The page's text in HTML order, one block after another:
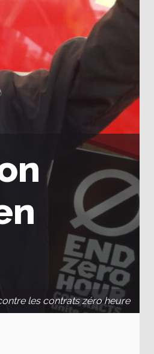
les contrats zéro heure